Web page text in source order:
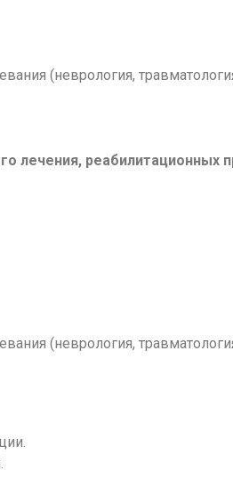
(неврология,
лечения, реабилитационных
(неврология,